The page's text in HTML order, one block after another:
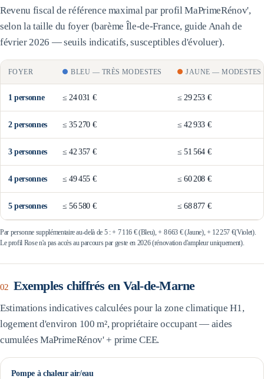
Revenu fiscal de référence maximal par profil MaPrimeRénov',
selon la taille du foyer (barème Île-de-France, guide Anah de
février 2026 — seuils indicatifs, susceptibles d'évoluer).
FOYER BLEU — TRÈS MODESTES JAUNE —MODESTES
1 personne ≤ 24 031 € ≤ 29 253 €
2personnes ≤35 270 € ≤42 933 €
3personnes ≤42 357 € ≤51 564 €
4personnes ≤49 455 € ≤60 208 €
5personnes ≤56 580 € ≤68 877 €
Par personne supplémentaire au-delà de 5 : + 7 116 €(Bleu), + 8 663 €(Jaune), + 12 257 €(Violet).
Le profil Rose n'a pas accès au parcours par geste en 2026 (rénovation d'ampleur uniquement).
02 Exemples chiffrés en Val-de-Marne
Estimations indicatives calculées pour la zone climatique H1 ,
logement d'environ 100 m², propriétaire occupant — aides
cumulées MaPrimeRénov' + prime CEE.
Pompe à chaleur air/eau